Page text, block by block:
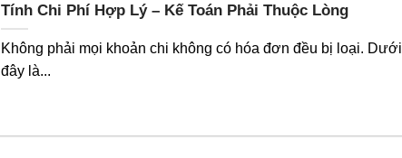
Tính Chi Phí Hợp Lý – Kế Toán Phải Thuộc Lòng
Không phải mọi khoản chi không có hóa đơn đều bị loại. Dưới
đây là...